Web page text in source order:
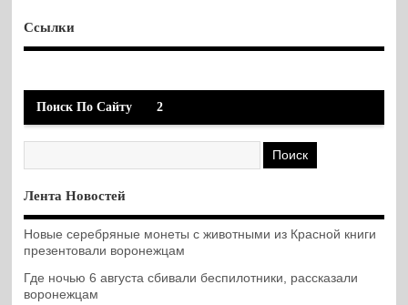
Ссылки
Поиск По Сайту 2
Лента Новостей
Новые серебряные монеты с животными из Красной книги
презентовали воронежцам
Где ночью 6 августа сбивали беспилотники, рассказали
воронежцам